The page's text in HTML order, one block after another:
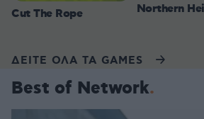
Cut The Rope Northern
ΔΕΙΤΕ ΟΛΑ ΤΑ GAMES
Best of Network